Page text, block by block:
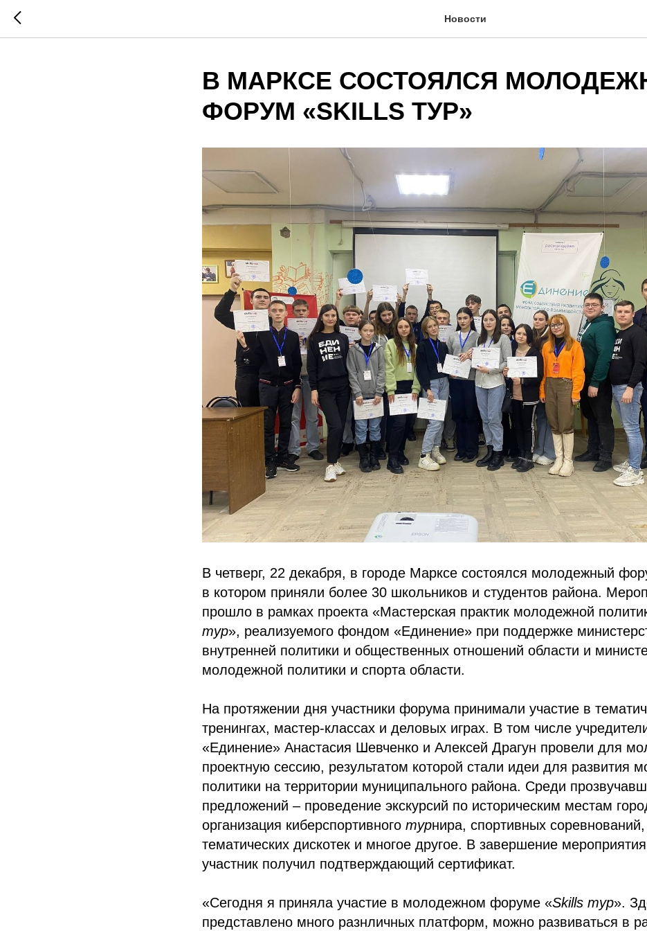
Новости
В МАРКСЕ СОСТОЯЛСЯ
ФОРУМ «SKILLS ТУР»
В четверг, 22 декабря, в городе Марксе состоялся молодежный
в котором приняли более 30 школьников и студентов района.
прошло в рамках проекта «Мастерская практик молодежной
тур», реализуемого фондом «Единение» при поддержке
внутренней политики и общественных отношений области и
молодежной политики и спорта области.
На протяжении дня участники форума принимали участие в
тренингах, мастер-классах и деловых играх. В том числе
«Единение» Анастасия Шевченко и Алексей Драгун провели для
проектную сессию, результатом которой стали идеи для развития
политики на территории муниципального района. Среди
предложений – проведение экскурсий по историческим местам
организация киберспортивного турнира, спортивных соревнований,
тематических дискотек и многое другое. В завершение
участник получил подтверждающий сертификат.
«Сегодня я приняла участие в молодежном форуме «Skills тур».
представлено много разнличных платформ, можно развиваться в